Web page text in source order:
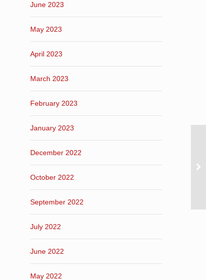
June 2023
May 2023
April 2023
March 2023
February 2023
January 2023
December 2022
October 2022
September 2022
July 2022
June 2022
May 2022